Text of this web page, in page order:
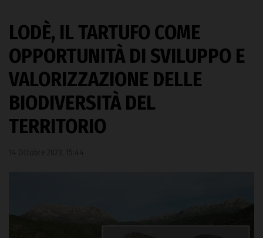
LODÈ, IL TARTUFO COME
OPPORTUNITÀ DI SVILUPPO E
VALORIZZAZIONE DELLE
BIODIVERSITÀ DEL
TERRITORIO